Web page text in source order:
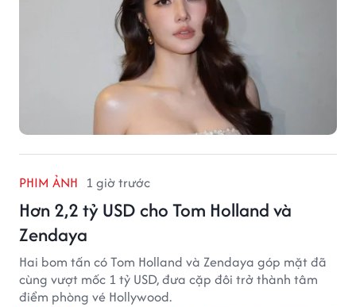
PHIM ẢNH 1 giờ trước
Hơn 2,2 tỷ USD cho Tom Holland và
Zendaya
Hai bom tấn có Tom Holland và Zendaya góp mặt đã
cùng vượt mốc 1 tỷ USD, đưa cặp đôi trở thành tâm
điểm phòng vé Hollywood.